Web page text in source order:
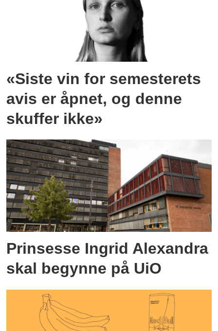
«Siste vin for semesterets
avis er åpnet, og denne
skuffer ikke»
Prinsesse Ingrid Alexandra
skal begynne på UiO